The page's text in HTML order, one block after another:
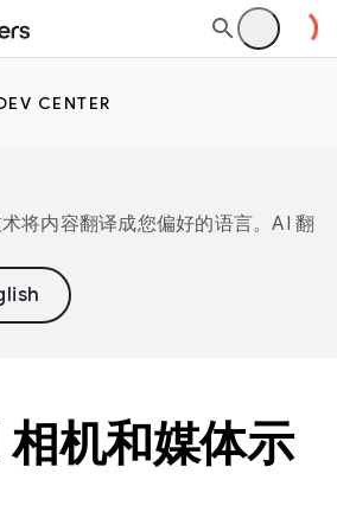
CENTER
将内容翻译成您偏好的语言。AI 翻
机和媒体示